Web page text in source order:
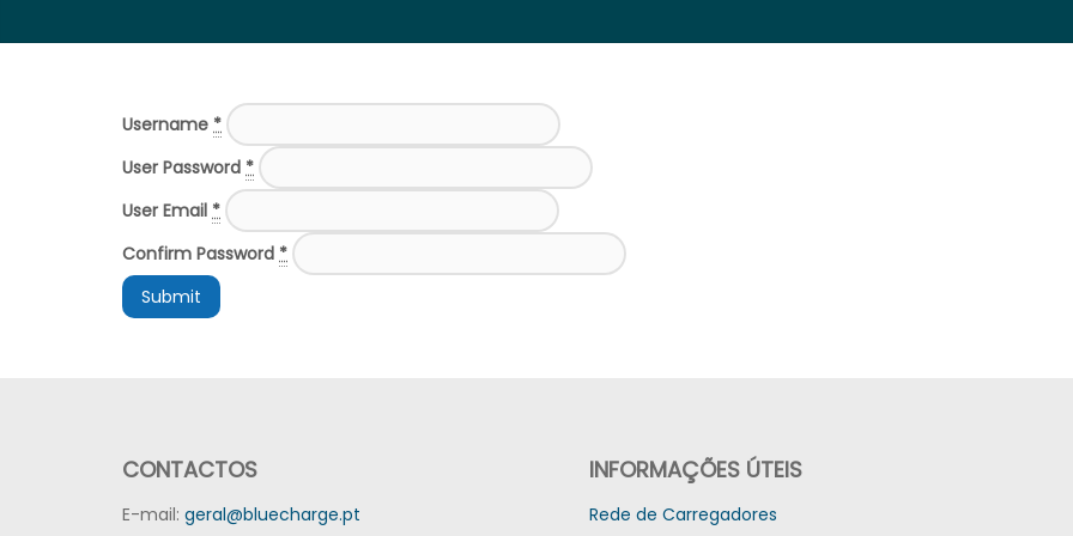
Username *
User Password *
User Email *
Confirm Password *
Submit
CONTACTOS
E-mail: geral@bluecharge.pt
INFORMAÇÕES ÚTEIS
Rede de Carregadores